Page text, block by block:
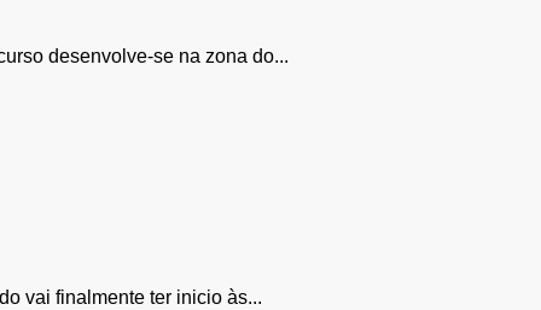
desenvolve-se na zona do...
vai finalmente ter inicio às...